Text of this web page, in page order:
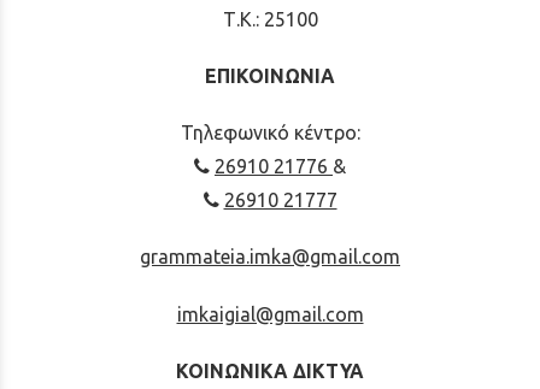
Τ.Κ.: 25100
ΕΠΙΚΟΙΝΩΝΙΑ
Τηλεφωνικό κέντρο:
26910 21776 &
26910 21777
grammateia.imka@gmail.com
imkaigial@gmail.com
ΚΟΙΝΩΝΙΚΑ ΔΙΚΤΥΑ